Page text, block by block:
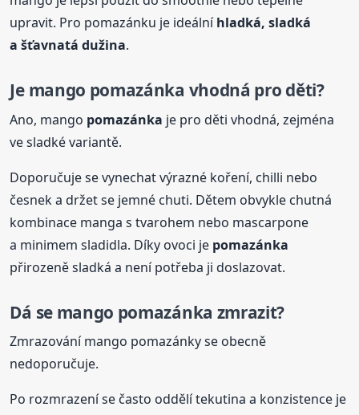
upravit. Pro pomazánku je ideálníhladká, sladká
a šťavnatá dužina.
Je mango pomazánka vhodná pro děti?
Ano, mango pomazánka je pro děti vhodná, zejména
ve sladké variantě.
Doporučuje se vynechat výrazné koření, chilli nebo
česnek a držet se jemné chuti. Dětem obvykle chutná
kombinace manga s tvarohem nebo mascarpone
a minimem sladidla. Díky ovoci je pomazánka
přirozeně sladká a není potřeba ji doslazovat.
Dá se mango pomazánka zmrazit?
Zmrazování mango pomazánky se obecně
nedoporučuje.
Po rozmrazení se často oddělí tekutina a konzistence je